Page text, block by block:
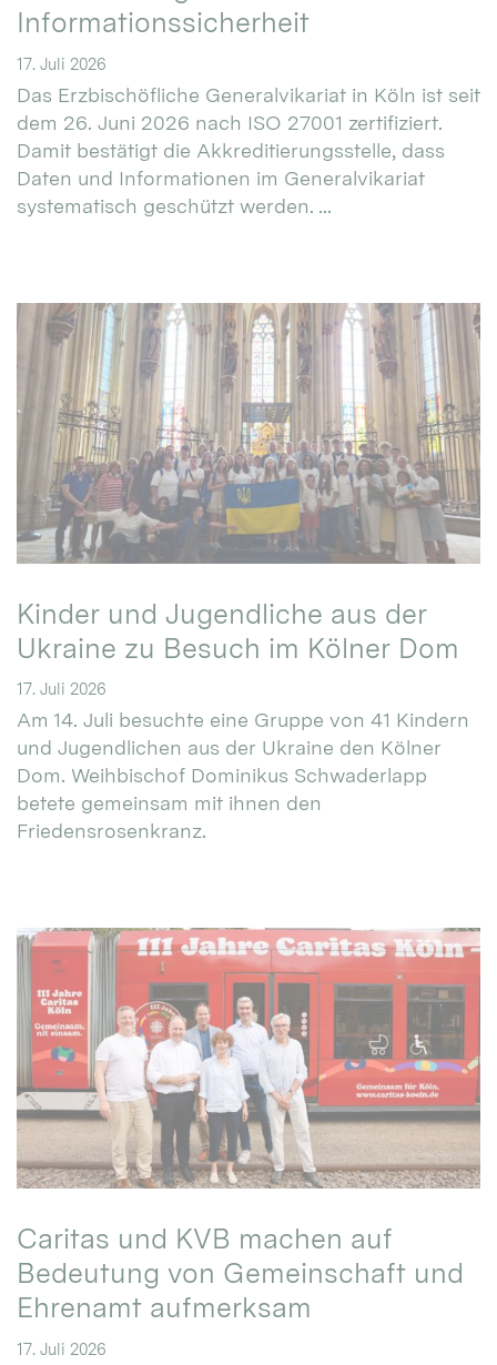
Informationssicherheit
17. Juli 2026
Das Erzbischöfliche Generalvikariat in Köln ist seit
dem 26. Juni 2026 nach ISO 27001 zertifiziert.
Damit bestätigt die Akkreditierungsstelle, dass
Daten und Informationen im Generalvikariat
systematisch geschützt werden. ...
Kinder und Jugendliche aus der
Ukraine zu Besuch im Kölner Dom
17. Juli 2026
Am 14. Juli besuchte eine Gruppe von 41 Kindern
und Jugendlichen aus der Ukraine den Kölner
Dom. Weihbischof Dominikus Schwaderlapp
betete gemeinsam mit ihnen den
Friedensrosenkranz.
Caritas und KVB machen auf
Bedeutung von Gemeinschaft und
Ehrenamt aufmerksam
17. Juli 2026